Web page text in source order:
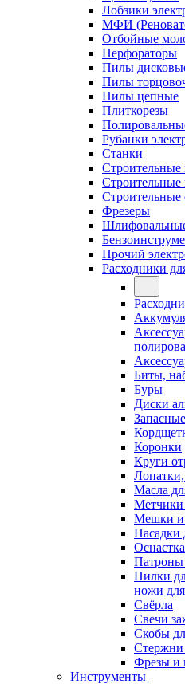
Лобзики
МФИ
Отбойные
Перфораторы
Пилы
Пилы
Пилы цепные
Плиткорезы
Рубанки
Станки
Фрезеры
Прочий
Расходники
Биты,
Буры
Диски
Коронки
Круги
Масла
Мешки и
Патроны
Пилки
ножи
Свёрла
Свечи
Скобы
Стержни
Фрезы и
Инструменты